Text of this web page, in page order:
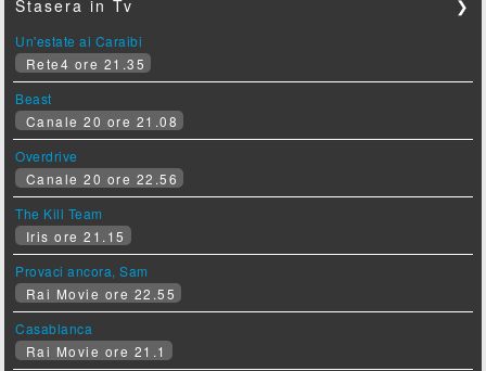
Stasera in Tv ❯
Un'estate ai Caraibi
Rete4 ore 21.35
Beast
Canale 20 ore 21.08
Overdrive
Canale 20 ore 22.56
The Kill Team
Iris ore 21.15
Provaci ancora, Sam
Rai Movie ore 22.55
Casablanca
Rai Movie ore 21.1